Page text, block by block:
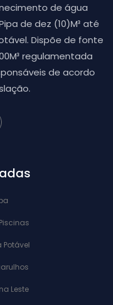
de água
de dez (10)M³ até
Dispõe de fonte
regulamentada
de acordo
Potável
Leste